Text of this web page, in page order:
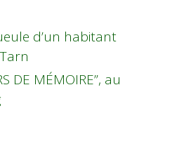
d’un habitant
DE MÉMOIRE”, au